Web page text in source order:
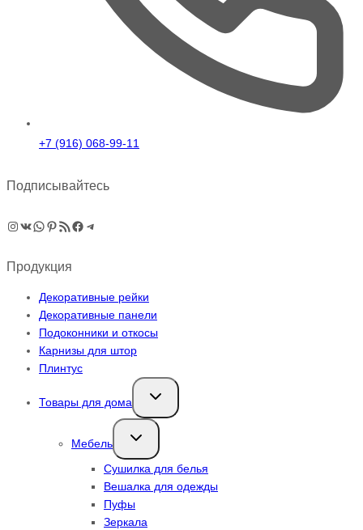
+7 (916) 068-99-11
Подписывайтесь
Instagram
ВКонтакте
WhatsApp
Pinterest
RSS-рассылка
Facebook
Telegram
Продукция
Декоративные рейки
Декоративные панели
Подоконники и откосы
Карнизы для штор
Плинтус
Товары для дома
Переключить
дочернее
Мебель
Переключить
дочернее
Сушилка для белья
Вешалка для одежды
Пуфы
Зеркала